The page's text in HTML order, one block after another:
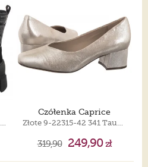
Czarne 9-26220-29 019 Black Comb
Czółenka Caprice
Złote 9-22315-42 341 Taupe Metallic
319,90 249,90zł